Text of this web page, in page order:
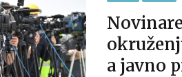
a javno